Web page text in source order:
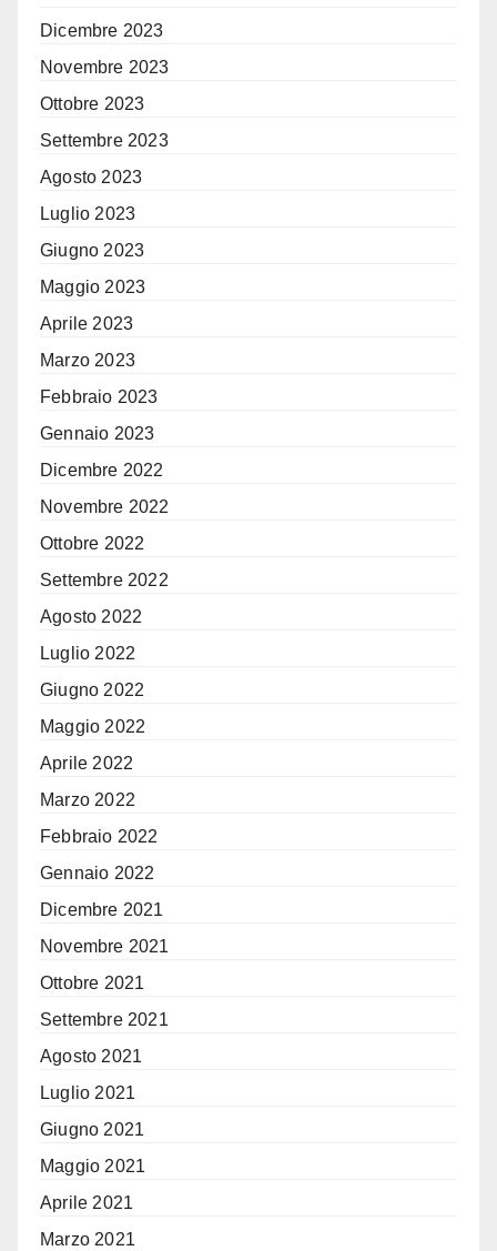
Dicembre 2023
Novembre 2023
Ottobre 2023
Settembre 2023
Agosto 2023
Luglio 2023
Giugno 2023
Maggio 2023
Aprile 2023
Marzo 2023
Febbraio 2023
Gennaio 2023
Dicembre 2022
Novembre 2022
Ottobre 2022
Settembre 2022
Agosto 2022
Luglio 2022
Giugno 2022
Maggio 2022
Aprile 2022
Marzo 2022
Febbraio 2022
Gennaio 2022
Dicembre 2021
Novembre 2021
Ottobre 2021
Settembre 2021
Agosto 2021
Luglio 2021
Giugno 2021
Maggio 2021
Aprile 2021
Marzo 2021